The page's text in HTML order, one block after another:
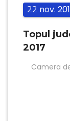
22 nov.
Topul
2017
Camera